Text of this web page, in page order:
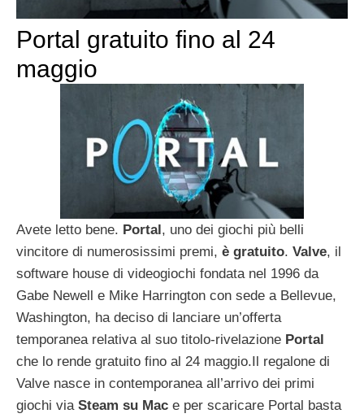
Portal gratuito fino al 24
maggio
Avete letto bene. Portal, uno dei giochi più belli
vincitore di numerosissimi premi, è gratuito. Valve, il
software house di videogiochi fondata nel 1996 da
Gabe Newell e Mike Harrington con sede a Bellevue,
Washington, ha deciso di lanciare un’offerta
temporanea relativa al suo titolo-rivelazione Portal
che lo rende gratuito fino al 24 maggio.Il regalone di
Valve nasce in contemporanea all’arrivo dei primi
giochi via Steam su Mac e per scaricare Portal basta